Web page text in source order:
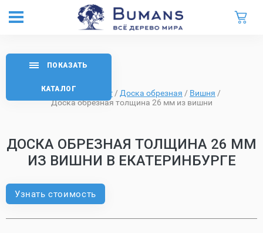
Главная Каталог / Доска обрезная / Вишня /
Доска обрезная толщина 26 мм из вишни
ДОСКА ОБРЕЗНАЯ ТОЛЩИНА 26 ММ
ИЗ ВИШНИ В ЕКАТЕРИНБУРГЕ
ПОКАЗАТЬ
КАТАЛОГ
Узнать стоимость